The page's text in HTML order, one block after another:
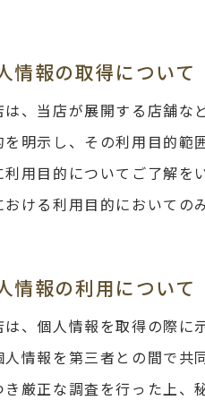
情報の取得について
は、当店が展開する店舗な
を明示し、その利用目的範
利用目的についてご了解を
おける利用目的においての
情報の利用について
は、個人情報を取得の際に
人情報を第三者との間で共
き厳正な調査を行った上、